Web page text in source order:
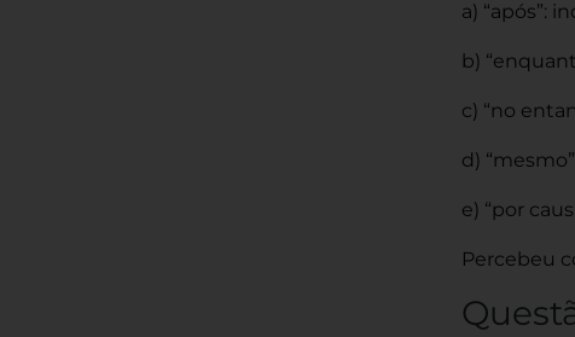
a) “após”:
b)
c) “no
d)
e) “por
Percebeu